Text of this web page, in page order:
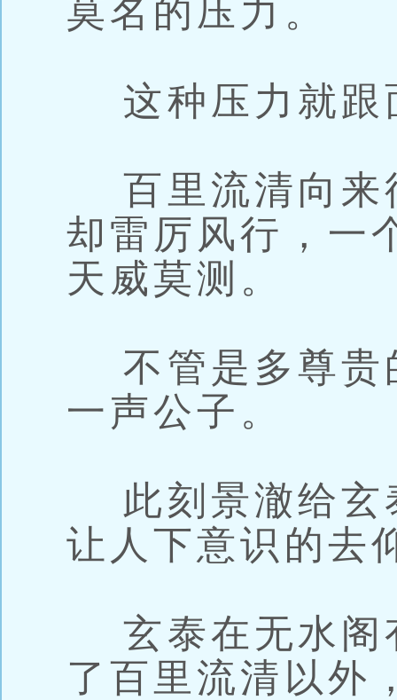
莫名的压力。
这种压力就跟
百里流清向来
却雷厉风行，一
天威莫测。
不管是多尊贵
一声公子。
此刻景澈给玄
让人下意识的去
玄泰在无水阁
了百里流清以外